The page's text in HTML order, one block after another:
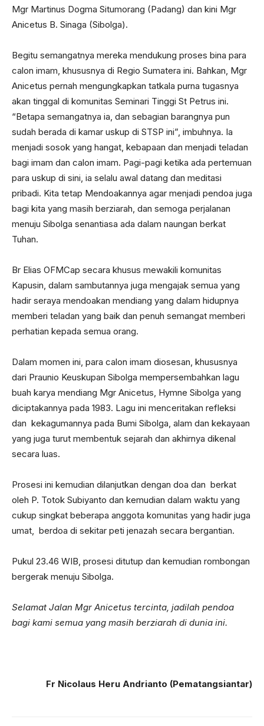
Mgr Martinus Dogma Situmorang (Padang) dan kini Mgr
Anicetus B. Sinaga (Sibolga).
Begitu semangatnya mereka mendukung proses bina para
calon imam, khususnya di Regio Sumatera ini. Bahkan, Mgr
Anicetus pernah mengungkapkan tatkala purna tugasnya
akan tinggal di komunitas Seminari Tinggi St Petrus ini.
“Betapa semangatnya ia, dan sebagian barangnya pun
sudah berada di kamar uskup di STSP ini”, imbuhnya. Ia
menjadi sosok yang hangat, kebapaan dan menjadi teladan
bagi imam dan calon imam. Pagi-pagi ketika ada pertemuan
para uskup di sini, ia selalu awal datang dan meditasi
pribadi. Kita tetap Mendoakannya agar menjadi pendoa juga
bagi kita yang masih berziarah, dan semoga perjalanan
menuju Sibolga senantiasa ada dalam naungan berkat
Tuhan.
Br Elias OFMCap secara khusus mewakili komunitas
Kapusin, dalam sambutannya juga mengajak semua yang
hadir seraya mendoakan mendiang yang dalam hidupnya
memberi teladan yang baik dan penuh semangat memberi
perhatian kepada semua orang.
Dalam momen ini, para calon imam diosesan, khususnya
dari Praunio Keuskupan Sibolga mempersembahkan lagu
buah karya mendiang Mgr Anicetus, Hymne Sibolga yang
diciptakannya pada 1983. Lagu ini menceritakan refleksi
dan kekagumannya pada Bumi Sibolga, alam dan kekayaan
yang juga turut membentuk sejarah dan akhirnya dikenal
secara luas.
Prosesi ini kemudian dilanjutkan dengan doa dan berkat
oleh P. Totok Subiyanto dan kemudian dalam waktu yang
cukup singkat beberapa anggota komunitas yang hadir juga
umat, berdoa di sekitar peti jenazah secara bergantian.
Pukul 23.46 WIB, prosesi ditutup dan kemudian rombongan
bergerak menuju Sibolga.
Selamat Jalan Mgr Anicetus tercinta, jadilah pendoa
bagi kami semua yang masih berziarah di dunia ini.
Fr Nicolaus Heru Andrianto (Pematangsiantar)